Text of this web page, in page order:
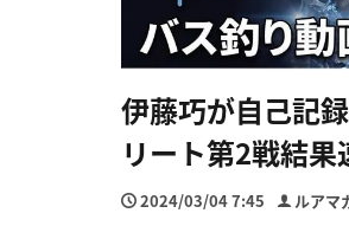
伊藤巧が自己記
リート第2戦結果
2024/03/04 7:45 ルアマ